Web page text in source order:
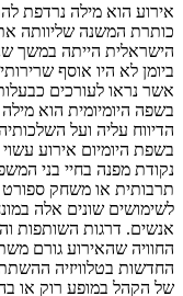
אירוע הוא מילה נרדפת
כותרת המשנה שליוותה
הישראלית הייתה במשך
ביומן לא היו אוסף
אשר נראו לעורכים
בשפה היומיומית הוא
הדיווח עליה ועל
בשפת היומיום אירוע
נקודת מפנה בחיי בני
תרבותית או משחק
לשימושים שונים אלה
אנשים. דרגות השותפות
החוויה שהאירוע גורם
החדשות בטלוויזיה
של הקהל במופע רוק או